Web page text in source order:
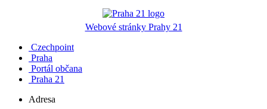
Webové stránky Prahy 21
Czechpoint
Praha
Portál občana
Praha 21
Adresa